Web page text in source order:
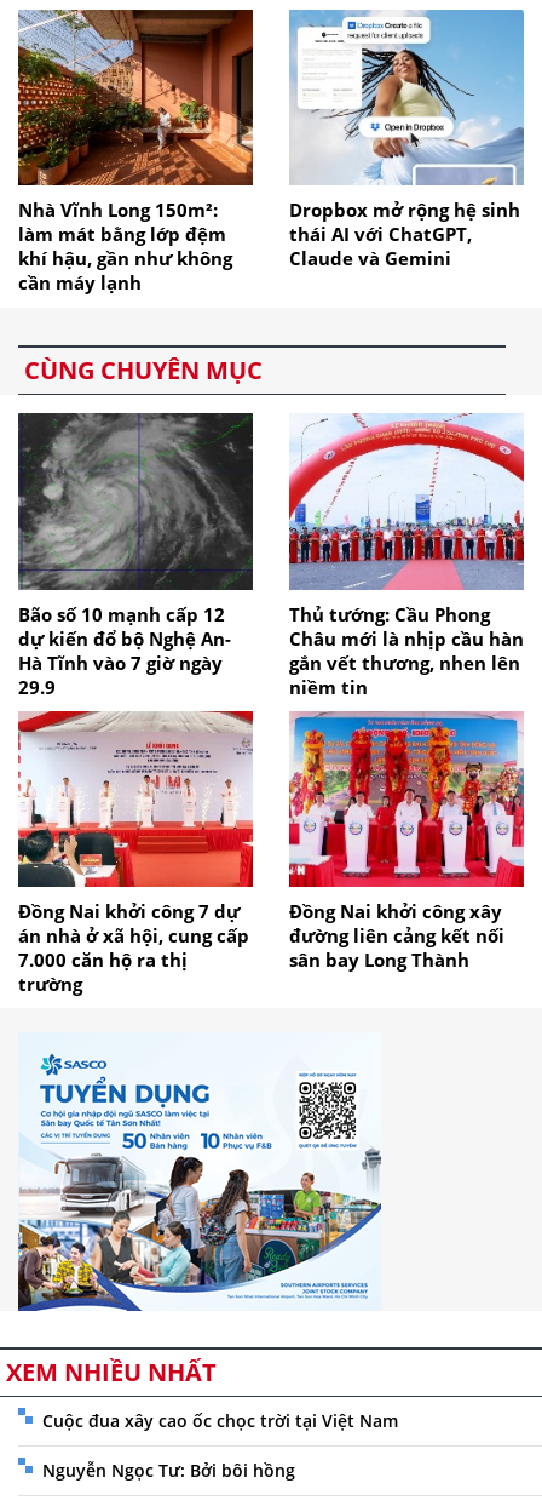
Nhà Vĩnh Long 150m²:
làm mát bằng lớp đệm
khí hậu, gần như không
cần máy lạnh
Dropbox mở rộng hệ sinh
thái AI với ChatGPT,
Claude và Gemini
CÙNG CHUYÊN MỤC
Bão số 10 mạnh cấp 12
dự kiến đổ bộ Nghệ An-
Hà Tĩnh vào 7 giờ ngày
29.9
Thủ tướng: Cầu Phong
Châu mới là nhịp cầu hàn
gắn vết thương, nhen lên
niềm tin
Đồng Nai khởi công 7 dự
án nhà ở xã hội, cung cấp
7.000 căn hộ ra thị
trường
Đồng Nai khởi công xây
đường liên cảng kết nối
sân bay Long Thành
XEM NHIỀU NHẤT
Cuộc đua xây cao ốc chọc trời tại Việt Nam
Nguyễn Ngọc Tư: Bởi bôi hồng